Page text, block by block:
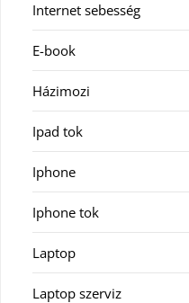
Internet sebesség
E-book
Házimozi
Ipad tok
Iphone
Iphone tok
Laptop
Laptop szerviz